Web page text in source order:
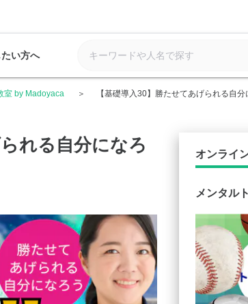
い方へ
室 by Madoyaca 【基礎導入30】勝たせてあげられる自分
れる自分になろ
オンライ
メンタル